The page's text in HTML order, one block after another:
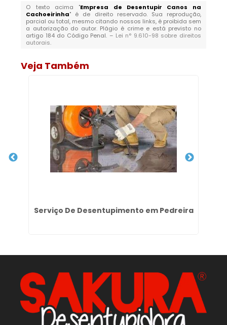
O texto acima "Empresa de Desentupir Canos na
Cachoeirinha" é de direito reservado. Sua reprodução,
parcial ou total, mesmo citando nossos links, é proibida sem
a autorização do autor. Plágio é crime e está previsto no
artigo 184 do Código Penal. – Lei n° 9.610-98 sobre direitos
autorais.
Veja Também
Serviço De Desentupimento em Pedreira